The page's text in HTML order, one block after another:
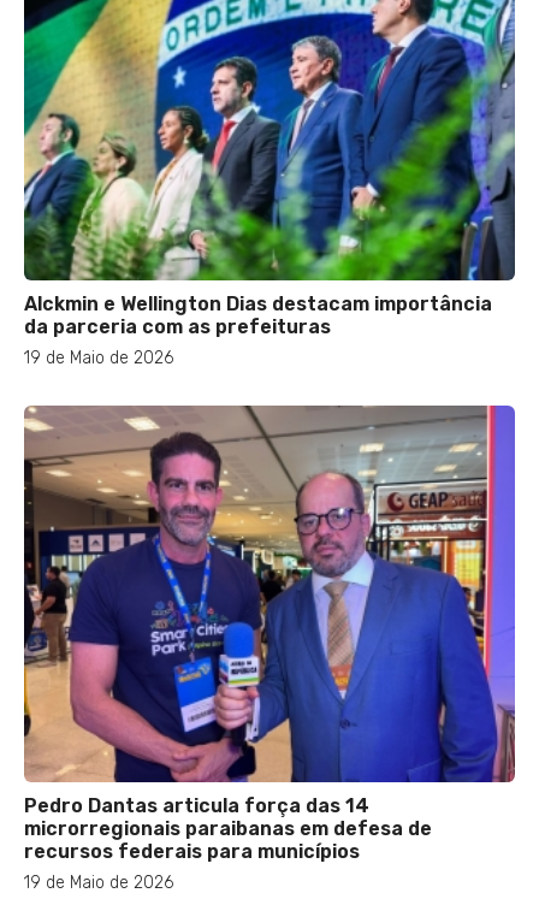
Alckmin e Wellington Dias destacam importância
da parceria com as prefeituras
19 de Maio de 2026
Pedro Dantas articula força das 14
microrregionais paraibanas em defesa de
recursos federais para municípios
19 de Maio de 2026